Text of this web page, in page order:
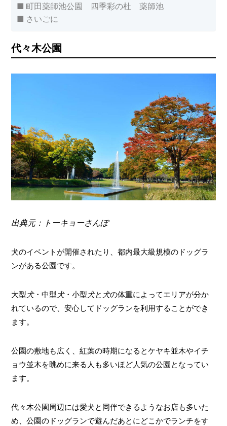
町田薬師池公園 四季彩の杜 薬師池
さいごに
代々木公園
出典元：トーキョーさんぽ
犬のイベントが開催されたり、都内最大級規模のドッグラ
ンがある公園です。
大型犬・中型犬・小型犬と 犬の体重によってエリアが分か
れているので、安心してドッグランを利用することができ
ます。
公園の敷地も広く、紅葉の時期になるとケヤキ並木やイチ
ョウ並木を眺めに来る人も多いほど人気の公園となってい
ます。
代々木公園周辺には愛犬と同伴できるようなお店も多いた
め、公園のドッグランで遊んだあとにどこかでランチをす